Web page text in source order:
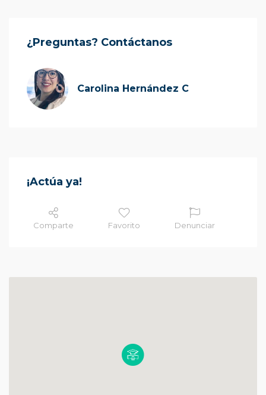
¿Preguntas? Contáctanos
Carolina Hernández C
¡Actúa ya!
Comparte Favorito Denunciar